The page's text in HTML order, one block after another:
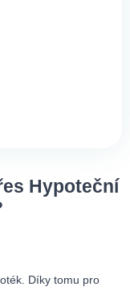
Hypoteční
Díky tomu pro